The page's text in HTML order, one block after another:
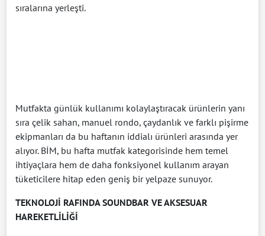
sıralarına yerleşti.
Mutfakta günlük kullanımı kolaylaştıracak ürünlerin yanı
sıra çelik sahan, manuel rondo, çaydanlık ve farklı pişirme
ekipmanları da bu haftanın iddialı ürünleri arasında yer
alıyor. BİM, bu hafta mutfak kategorisinde hem temel
ihtiyaçlara hem de daha fonksiyonel kullanım arayan
tüketicilere hitap eden geniş bir yelpaze sunuyor.
TEKNOLOJİ RAFINDA SOUNDBAR VE AKSESUAR
HAREKETLİLİĞİ